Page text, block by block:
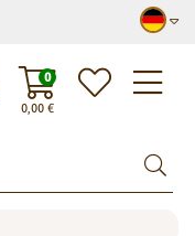
0,00€
0